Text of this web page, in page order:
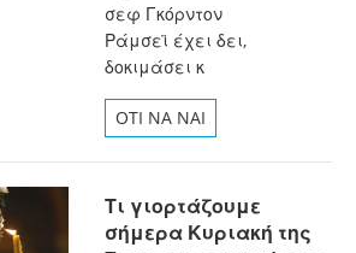
σεφ Γκόρντον
Ράμσεϊ έχει δει,
δοκιμάσει κ
OTI NA NAI
Τι γιορτάζουμε
σήμερα Κυριακή της